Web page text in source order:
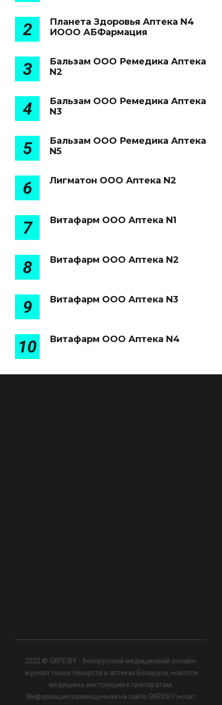
2
Планета Здоровья Аптека N4
ИООО АБФармация
3
Бальзам ООО Ремедика Аптека
N2
4
Бальзам ООО Ремедика Аптека
N3
5
Бальзам ООО Ремедика Аптека
N5
6 Лигматон ООО Аптека N2
7 Витафарм ООО Аптека N1
8 Витафарм ООО Аптека N2
9 Витафарм ООО Аптека N3
10 Витафарм ООО Аптека N4
2022 © GKPD.BY - белорусский медицинский онлайн-
журнал: поиск лекарств в аптеках Беларуси, новости
медицины, инструкции к препаратам.
Информация размещенная на сайте GKPD.BY носит